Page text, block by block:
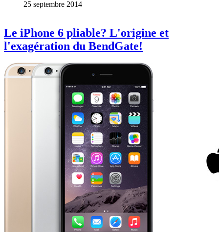
25 septembre 2014
Le iPhone 6 pliable? L'origine et
l'exagération du BendGate!